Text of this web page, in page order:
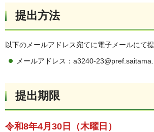
提出方法
以下のメールアドレス宛てに電子メールにて提
メールアドレス：a3240-
提出期限
令和8年4月30日（木曜日）